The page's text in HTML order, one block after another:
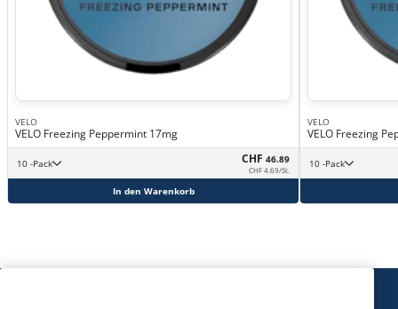
VELO
VELO Freezing Peppermint 17mg
10 -Pack CHF 46.89
CHF 4.69/St.
In den Warenkorb
VELO
VELO Freezing
10 -Pack